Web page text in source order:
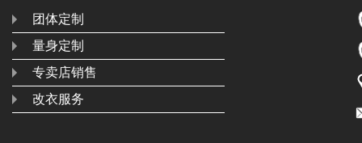
团体定制
量身定制
专卖店销售
改衣服务